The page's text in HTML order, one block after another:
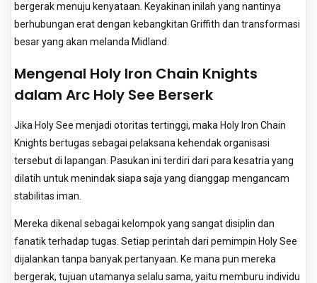
bergerak menuju kenyataan. Keyakinan inilah yang nantinya
berhubungan erat dengan kebangkitan Griffith dan transformasi
besar yang akan melanda Midland.
Mengenal Holy Iron Chain Knights
dalam Arc Holy See Berserk
Jika Holy See menjadi otoritas tertinggi, maka Holy Iron Chain
Knights bertugas sebagai pelaksana kehendak organisasi
tersebut di lapangan. Pasukan ini terdiri dari para kesatria yang
dilatih untuk menindak siapa saja yang dianggap mengancam
stabilitas iman.
Mereka dikenal sebagai kelompok yang sangat disiplin dan
fanatik terhadap tugas. Setiap perintah dari pemimpin Holy See
dijalankan tanpa banyak pertanyaan. Ke mana pun mereka
bergerak, tujuan utamanya selalu sama, yaitu memburu individu